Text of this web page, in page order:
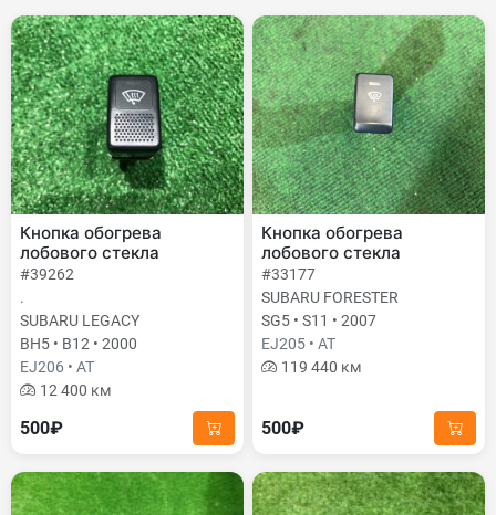
Кнопка обогрева
лобового стекла
#39262
.
SUBARU LEGACY
BH5 • B12 • 2000
EJ206 • AT
12 400 км
500₽
Кнопка обогрева
лобового стекла
#33177
SUBARU FORESTER
SG5 • S11 • 2007
EJ205 • AT
119 440 км
500₽